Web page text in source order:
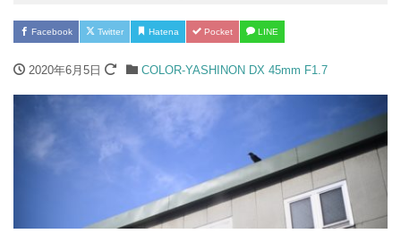
Facebook Twitter Hatena Pocket LINE
2020年6月5日 COLOR-YASHINON DX 45mm F1.7